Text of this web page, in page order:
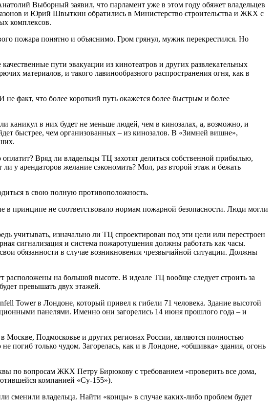
Выборный заявил, что парламент уже в этом году обяжет владельцев
и Юрий Швыткин обратились в Министерство строительства и ЖКХ с
комплексов.
пожара понятно и объяснимо. Гром грянул, мужик перекрестился. Но
пути эвакуации из кинотеатров и других развлекательных
материалов, и такого лавинообразного распространения огня, как в
факт, что более короткий путь окажется более быстрым и более
каникул в них будет не меньше людей, чем в кинозалах, а, возможно, и
быстрее, чем организованных – из кинозалов. В «Зимней вишне»,
Вряд ли владельцы ТЦ захотят делиться собственной прибылью,
у арендаторов желание сэкономить? Мол, раз второй этаж и бежать
в свою полную противоположность.
принципе не соответствовало нормам пожарной безопасности. Люди могли
учитывать, изначально ли ТЦ спроектирован под эти цели или перестроен
сигнализация и система пожаротушения должны работать как часы.
обязанности в случае возникновения чрезвычайной ситуации. Должны
расположены на большой высоте. В идеале ТЦ вообще следует строить за
превышать двух этажей.
Tower в Лондоне, который привел к гибели 71 человека. Здание высотой
панелями. Именно они загорелись 14 июня прошлого года – и
Подмосковье и других регионах России, являются полностью
погиб только чудом. Загорелась, как и в Лондоне, «обшивка» здания, огонь
по вопросам ЖКХ Петру Бирюкову с требованием «проверить все дома,
компанией «Су-155»).
сменили владельца. Найти «концы» в случае каких-либо проблем будет